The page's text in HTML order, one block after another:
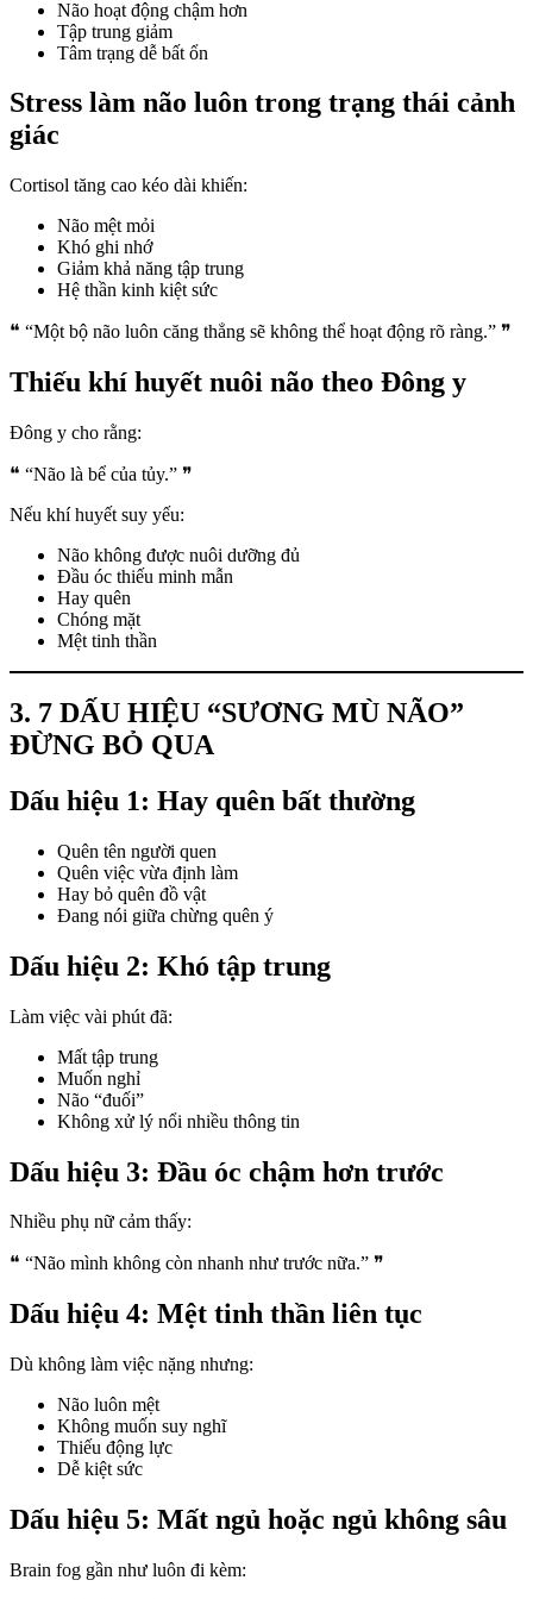
Não hoạt động chậm hơn
Tập trung giảm
Tâm trạng dễ bất ổn
Stress làm não luôn trong trạng thái cảnh
giác
Cortisol tăng cao kéo dài khiến:
Não mệt mỏi
Khó ghi nhớ
Giảm khả năng tập trung
Hệ thần kinh kiệt sức
❝ “Một bộ não luôn căng thẳng sẽ không thể hoạt động rõ ràng.” ❞
Thiếu khí huyết nuôi não theo Đông y
Đông y cho rằng:
❝ “Não là bể của tủy.” ❞
Nếu khí huyết suy yếu:
Não không được nuôi dưỡng đủ
Đầu óc thiếu minh mẫn
Hay quên
Chóng mặt
Mệt tinh thần
3. 7 DẤU HIỆU “SƯƠNG MÙ NÃO”
ĐỪNG BỎ QUA
Dấu hiệu 1: Hay quên bất thường
Quên tên người quen
Quên việc vừa định làm
Hay bỏ quên đồ vật
Đang nói giữa chừng quên ý
Dấu hiệu 2: Khó tập trung
Làm việc vài phút đã:
Mất tập trung
Muốn nghỉ
Não “đuối”
Không xử lý nổi nhiều thông tin
Dấu hiệu 3: Đầu óc chậm hơn trước
Nhiều phụ nữ cảm thấy:
❝ “Não mình không còn nhanh như trước nữa.” ❞
Dấu hiệu 4: Mệt tinh thần liên tục
Dù không làm việc nặng nhưng:
Não luôn mệt
Không muốn suy nghĩ
Thiếu động lực
Dễ kiệt sức
Dấu hiệu 5: Mất ngủ hoặc ngủ không sâu
Brain fog gần như luôn đi kèm: